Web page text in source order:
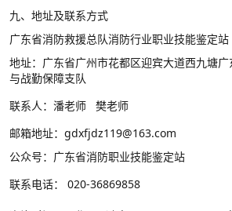
九、地址及联系方式
广东省消防救援总队消防行业职业技能鉴定站
地址：广东省广州市花都区迎宾大道西九塘
与战勤保障支队
联系人：潘老师
樊老师
邮箱地址：gdxfjdz119@163.com
公众号：广东省消防职业技能鉴定站
联系电话：
020-36869858